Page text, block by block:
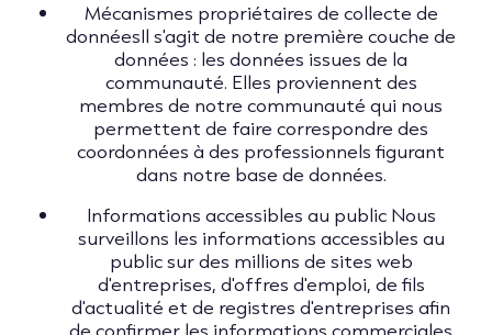
Mécanismes propriétaires de collecte de
donnéesIl s'agit de notre première couche de
données : les données issues de la
communauté. Elles proviennent des
membres de notre communauté qui nous
permettent de faire correspondre des
coordonnées à des professionnels figurant
dans notre base de données.
Informations accessibles au public Nous
surveillons les informations accessibles au
public sur des millions de sites web
d'entreprises, d'offres d'emploi, de fils
d'actualité et de registres d'entreprises afin